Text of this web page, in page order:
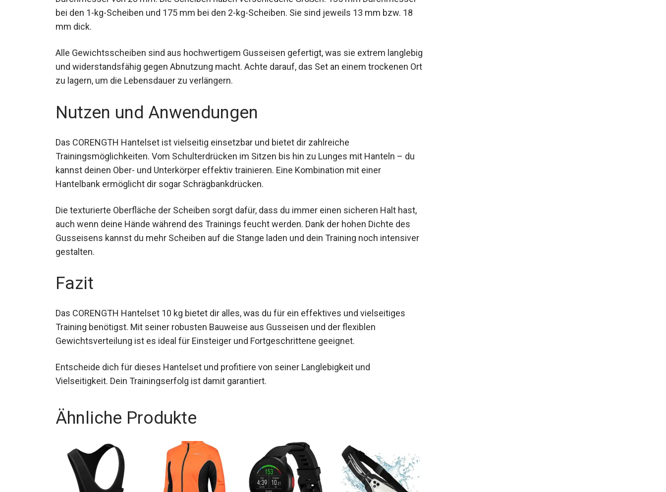
Durchmesser von 28 mm. Die Scheiben haben verschiedene Größen: 135 mm Durchmesser
bei den 1-kg-Scheiben und 175 mm bei den 2-kg-Scheiben. Sie sind jeweils 13 mm bzw. 18
Alle Gewichtsscheiben sind aus hochwertigem Gusseisen gefertigt, was sie extrem
langlebig und widerstandsfähig gegen Abnutzung macht. Achte darauf, das Set an einem
Nutzen und Anwendungen
Das CORENGTH Hantelset ist vielseitig einsetzbar und bietet dir zahlreiche
Trainingsmöglichkeiten. Vom Schulterdrücken im Sitzen bis hin zu Lunges mit Hanteln – du
kannst deinen Ober- und Unterkörper effektiv trainieren. Eine Kombination mit einer
Die texturierte Oberfläche der Scheiben sorgt dafür, dass du immer einen sicheren Halt hast,
auch wenn deine Hände während des Trainings feucht werden. Dank der hohen Dichte des
Gusseisens kannst du mehr Scheiben auf die Stange laden und dein Training noch
Fazit
Das CORENGTH Hantelset 10 kg bietet dir alles, was du für ein effektives und vielseitiges
Training benötigst. Mit seiner robusten Bauweise aus Gusseisen und der flexiblen
Entscheide dich für dieses Hantelset und profitiere von seiner Langlebigkeit und
Ähnliche Produkte